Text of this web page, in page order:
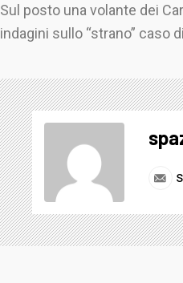
Sul posto una volante dei
indagini sullo “strano” caso